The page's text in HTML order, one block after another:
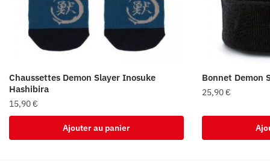
Chaussettes Demon Slayer Inosuke
Hashibira
15,90€
Ajouter au panier
Bonnet Demon
25,90€